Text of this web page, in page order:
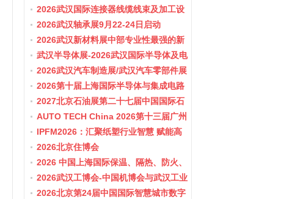
合博览会
2026武汉国际连接器线缆线束及加工设
备展览会
2026武汉轴承展9月22-24日启动
2026武汉新材料展中部专业性最强的新
材料行业盛会
武汉半导体展-2026武汉国际半导体及电
子展览会
2026武汉汽车制造展/武汉汽车零部件展
2026第十届上海国际半导体与集成电路
产业应用博览会-11月10-12日
2027北京石油展第二十七届中国国际石
油石化技术装备展览会
AUTO TECH China 2026第十三届广州
国际汽车零部件及加工技术、汽车模具
展览会
IPFM2026：汇聚纸塑行业智慧 赋能高
质健康发展
2026北京住博会
2026 中国上海国际保温、隔热、防火、
隔音新材料展览
2026武汉工博会-中国机博会与武汉工业
博览会
2026北京第24届中国国际智慧城市数字